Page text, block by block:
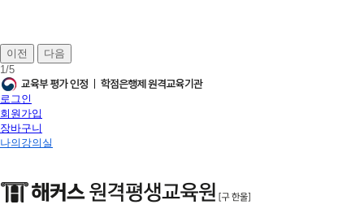
이전
다음
1/5
로그인
회원가입
장바구니
나의강의실